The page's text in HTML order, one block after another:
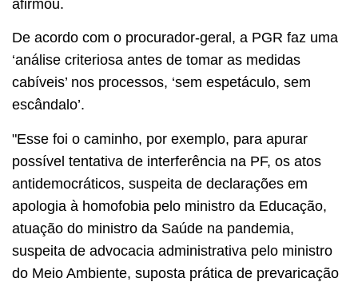
afirmou.
De acordo com o procurador-geral, a PGR faz uma
‘análise criteriosa antes de tomar as medidas
cabíveis’ nos processos, ‘sem espetáculo, sem
escândalo’.
"Esse foi o caminho, por exemplo, para apurar
possível tentativa de interferência na PF, os atos
antidemocráticos, suspeita de declarações em
apologia à homofobia pelo ministro da Educação,
atuação do ministro da Saúde na pandemia,
suspeita de advocacia administrativa pelo ministro
do Meio Ambiente, suposta prática de prevaricação